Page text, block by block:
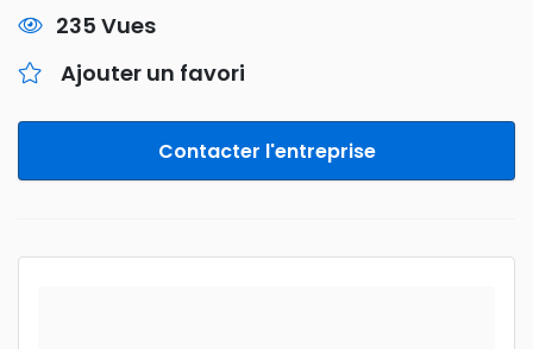
235 Vues
Ajouter un favori
Contacter l'entreprise